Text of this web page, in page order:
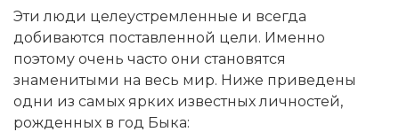
Эти люди целеустремленные и всегда
добиваются поставленной цели. Именно
поэтому очень часто они становятся
знаменитыми на весь мир. Ниже приведены
одни из самых ярких известных личностей,
рожденных в год Быка: